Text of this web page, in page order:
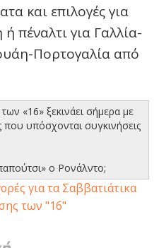
και επιλογές για
πέναλτι για Γαλλία-
Πορτογαλία από
«16» ξεκινάει σήμερα με
υπόσχονται συγκινήσεις
ο Ρονάλντο;
για τα Σαββατιάτικα
των "16"